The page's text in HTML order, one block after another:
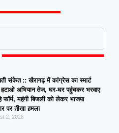
संकेत :: खैरागढ़ में कांग्रेस का स्मार्ट
हटाओ अभियान तेज, घर-घर पहुंचकर भरवाए
फॉर्म, महंगी बिजली को लेकर भाजपा
पर तीखा हमला
2, 2026